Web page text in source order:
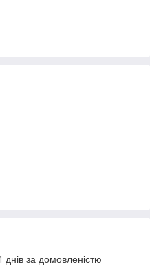
за домовленістю